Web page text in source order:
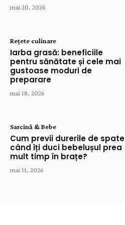
mai 20, 2026
Rețete culinare
Iarba grasă: beneficiile
pentru sănătate și cele mai
gustoase moduri de
preparare
mai 18, 2026
Sarcină & Bebe
Cum previi durerile de spate
când îți duci bebelușul prea
mult timp în brațe?
mai 11, 2026